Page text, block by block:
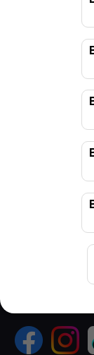
Hướng dẫn
Quy định và
Chính sách
CHĂM SÓC
Giờ làm việc:
gồm cả Lễ,